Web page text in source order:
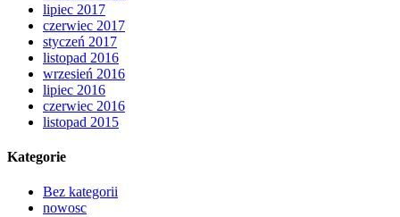
lipiec 2017
czerwiec 2017
styczeń 2017
listopad 2016
wrzesień 2016
lipiec 2016
czerwiec 2016
listopad 2015
Kategorie
Bez kategorii
nowosc